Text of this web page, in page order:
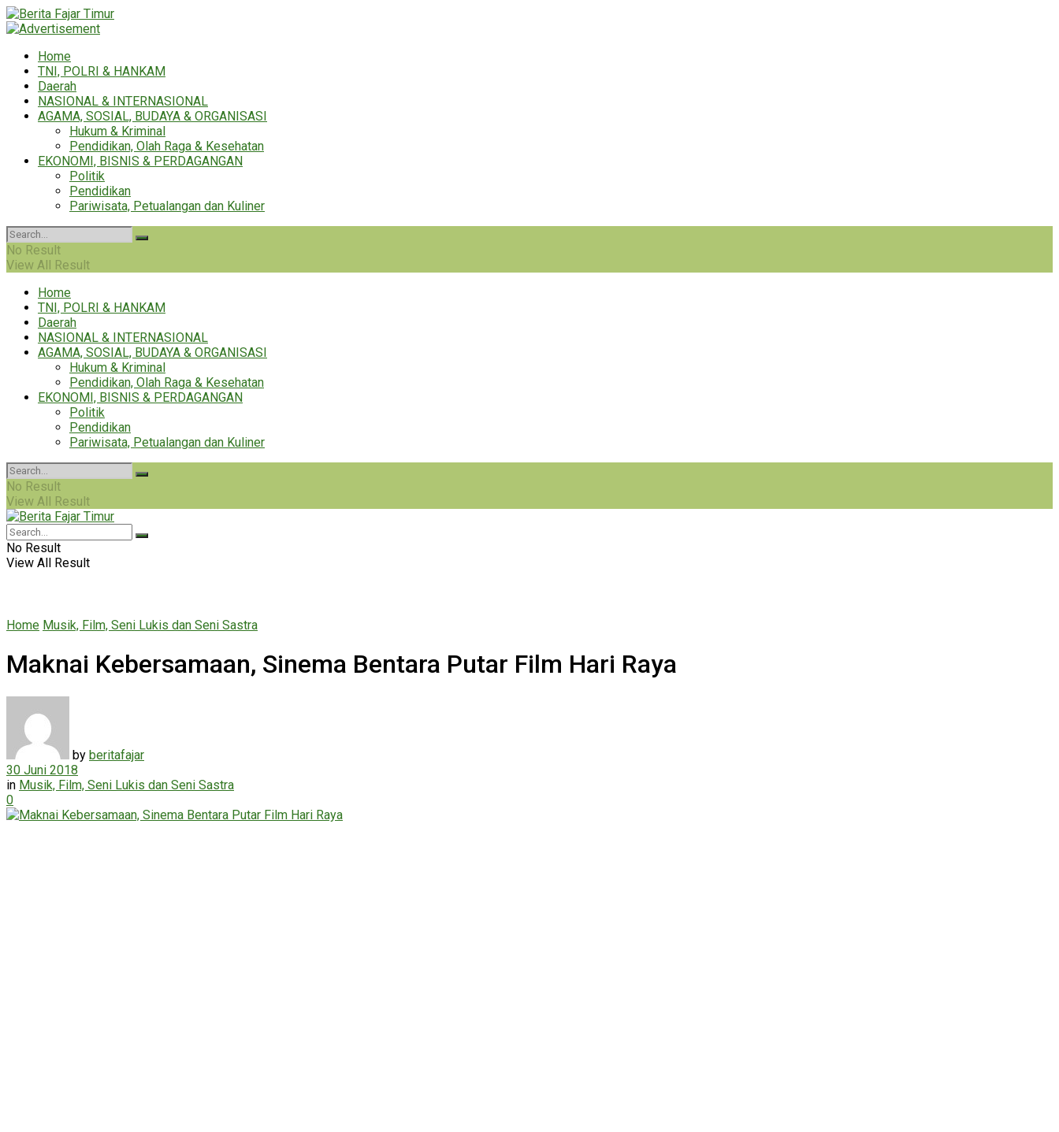
Home
TNI, POLRI & HANKAM
Daerah
NASIONAL & INTERNASIONAL
AGAMA, SOSIAL, BUDAYA & ORGANISASI
Hukum & Kriminal
Pendidikan, Olah Raga & Kesehatan
EKONOMI, BISNIS & PERDAGANGAN
Politik
Pendidikan
Pariwisata, Petualangan dan Kuliner
No Result
View All Result
Home
TNI, POLRI & HANKAM
Daerah
NASIONAL & INTERNASIONAL
AGAMA, SOSIAL, BUDAYA & ORGANISASI
Hukum & Kriminal
Pendidikan, Olah Raga & Kesehatan
EKONOMI, BISNIS & PERDAGANGAN
Politik
Pendidikan
Pariwisata, Petualangan dan Kuliner
No Result
View All Result
No Result
View All Result
Home Musik, Film, Seni Lukis dan Seni Sastra
Maknai Kebersamaan, Sinema Bentara Putar Film Hari Raya
by beritafajar
30 Juni 2018
in Musik, Film, Seni Lukis dan Seni Sastra
0